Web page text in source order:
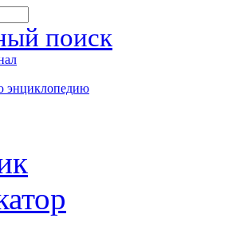
поиск
энциклопедию